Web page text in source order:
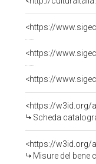
<https://
<https://
<https://
<https://w3id.org/
Scheda
<https://w3id.org/
Misure del bene